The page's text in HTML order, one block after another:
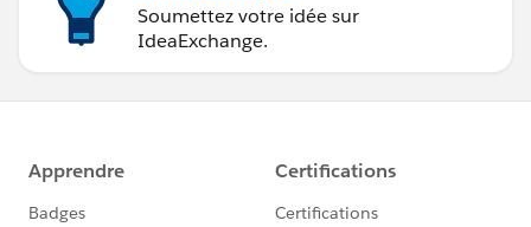
Soumettez votre idée sur
IdeaExchange.